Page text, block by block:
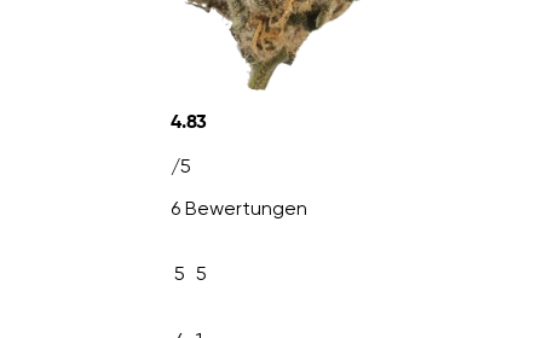
4.83
/5
6 Bewertungen
5 5